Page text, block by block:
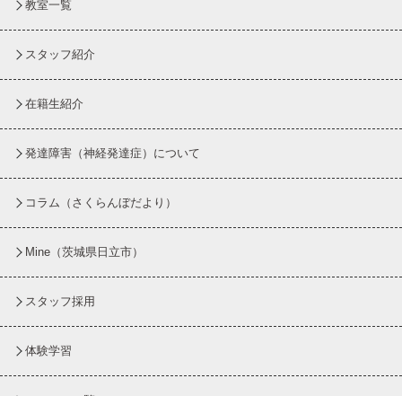
教室一覧
スタッフ紹介
在籍生紹介
発達障害（神経発達症）について
コラム （さくらんぼだより）
Mine（茨城県日立市）
スタッフ採用
体験学習